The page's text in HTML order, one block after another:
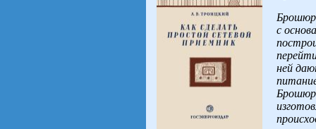
с
ней